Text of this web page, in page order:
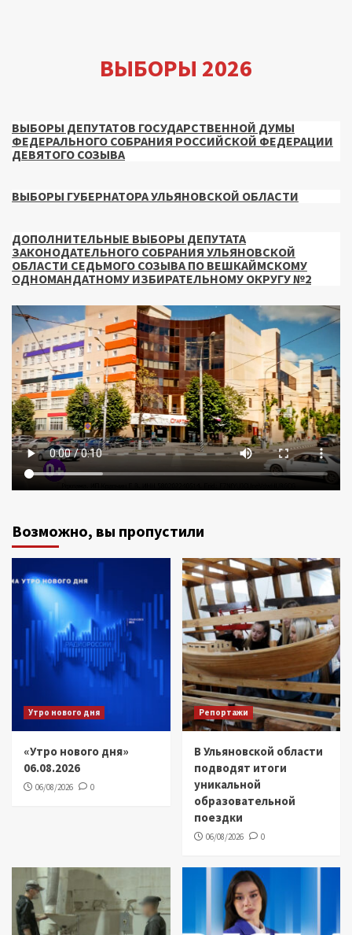
ВЫБОРЫ 2026
ВЫБОРЫ ДЕПУТАТОВ ГОСУДАРСТВЕННОЙ ДУМЫ
ФЕДЕРАЛЬНОГО СОБРАНИЯ РОССИЙСКОЙ ФЕДЕРАЦИИ
ДЕВЯТОГО СОЗЫВА
ВЫБОРЫ ГУБЕРНАТОРА УЛЬЯНОВСКОЙ ОБЛАСТИ
ДОПОЛНИТЕЛЬНЫЕ ВЫБОРЫ ДЕПУТАТА
ЗАКОНОДАТЕЛЬНОГО СОБРАНИЯ УЛЬЯНОВСКОЙ
ОБЛАСТИ СЕДЬМОГО СОЗЫВА ПО ВЕШКАЙМСКОМУ
ОДНОМАНДАТНОМУ ИЗБИРАТЕЛЬНОМУ ОКРУГУ №2
Возможно, вы пропустили
Утро нового дня
«Утро нового дня»
06.08.2026
06/08/2026 0
Репортажи
В Ульяновской области
подводят итоги
уникальной
образовательной
поездки
06/08/2026 0